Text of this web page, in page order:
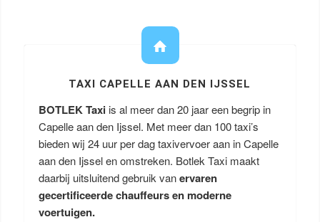
TAXI CAPELLE AAN DEN IJSSEL
BOTLEK Taxi is al meer dan 20 jaar een begrip in
Capelle aan den Ijssel. Met meer dan 100 taxi’s
bieden wij 24 uur per dag taxivervoer aan in Capelle
aan den Ijssel en omstreken. Botlek Taxi maakt
daarbij uitsluitend gebruik vanervaren
gecertificeerde chauffeurs en moderne
voertuigen.